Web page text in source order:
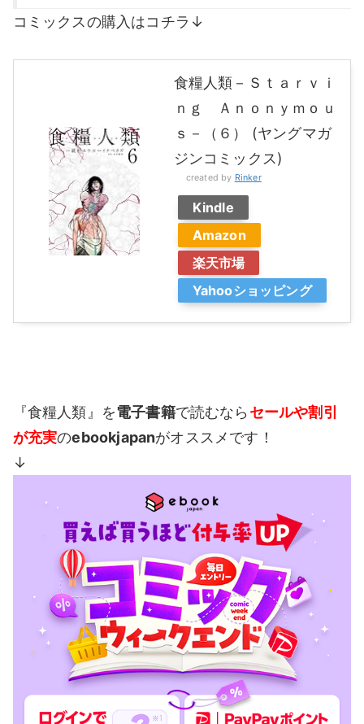
コミックスの購入はコチラ↓
食糧人類－Ｓｔａｒｖｉ
ｎｇ Ａｎｏｎｙｍｏｕ
ｓ－（６） (ヤングマガ
ジンコミックス)
created by Rinker
Kindle
Amazon
楽天市場
Yahooショッピング
『食糧人類』を電子書籍で読むなら セールや割引
が充実のebookjapanがオススメです！
↓